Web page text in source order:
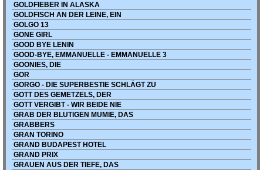
GOLDFIEBER IN ALASKA
GOLDFISCH AN DER LEINE, EIN
GOLGO 13
GONE GIRL
GOOD BYE LENIN
GOOD-BYE, EMMANUELLE - EMMANUELLE 3
GOONIES, DIE
GOR
GORGO - DIE SUPERBESTIE SCHLÄGT ZU
GOTT DES GEMETZELS, DER
GOTT VERGIBT - WIR BEIDE NIE
GRAB DER BLUTIGEN MUMIE, DAS
GRABBERS
GRAN TORINO
GRAND BUDAPEST HOTEL
GRAND PRIX
GRAUEN AUS DER TIEFE, DAS